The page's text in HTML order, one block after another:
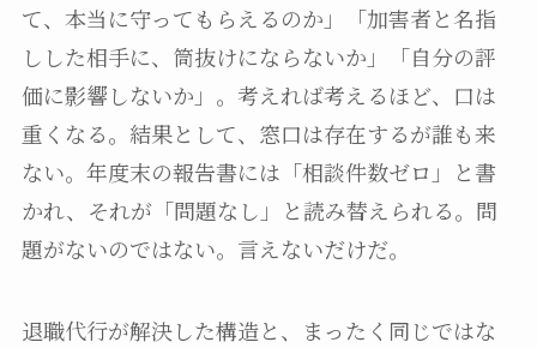
て、本当に守ってもらえるのか」「加害者と名指
しした相手に、筒抜けにならないか」「自分の評
価に影響しないか」。考えれば考えるほど、口は
重くなる。結果として、窓口は存在するが誰も来
ない。年度末の報告書には「相談件数ゼロ」と書
かれ、それが「問題なし」と読み替えられる。問
題がないのではない。言えないだけだ。
退職代行が解決した構造と、まったく同じではな